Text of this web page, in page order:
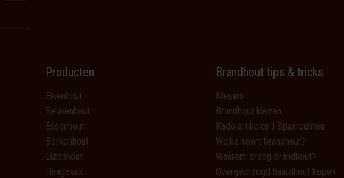
Producten
Eikenhout
Beukenhout
Essenhout
Berkenhout
Elzenhout
Haagbeuk
Brandhout tips & tricks
Nieuws
Brandhout kiezen
Kado artikelen | Spaarpunten
Welke soort brandhout?
Waarom droog brandhout?
Overgedroogd haardhout kopen